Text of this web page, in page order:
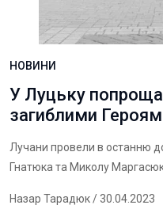
НОВИНИ
У Луцьку
загиблими
Лучани провели в останню
Гнатюка та Миколу
Назар Тарадюк/ 30.04.2023